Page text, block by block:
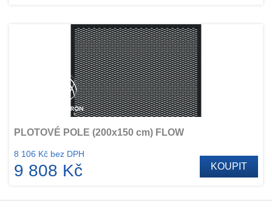
PLOTOVÉ POLE (200x150 cm) FLOW
8 106 Kč bez DPH
9 808 Kč KOUPIT